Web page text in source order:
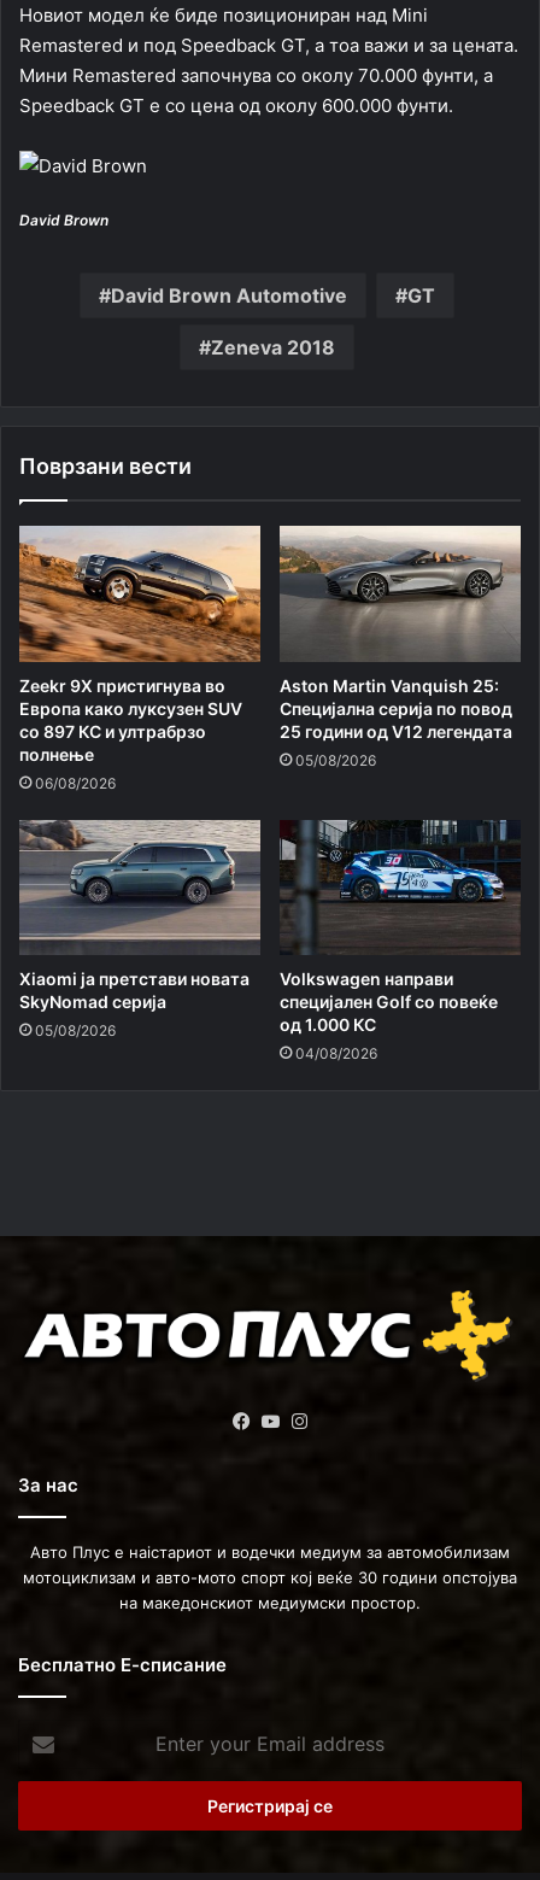
Новиот модел ќе биде позициониран над Mini
Remastered и под Speedback GT, а тоа важи и за цената.
Мини Remastered започнува со околу 70.000 фунти, а
Speedback GT е со цена од околу 600.000 фунти.
David Brown
David Brown Automotive GT
Zeneva 2018
Поврзани вести
Zeekr 9X пристигнува во
Европа како луксузен SUV
со 897 КС и ултрабрзо
полнење
06/08/2026
Aston Martin Vanquish 25:
Специјална серија по повод
25 години од V12 легендата
05/08/2026
Xiaomi ja претстави новата
SkyNomad серија
05/08/2026
Volkswagen направи
специјален Golf со повеќе
од 1.000 КС
04/08/2026
Facebook
YouTube
За нас
Авто Плус е наістариот и водечки медиум за автомобилизам
мотоциклизам и авто-мото спорт кој веќе 30 години опстојува
на македонскиот медиумски простор.
Бесплатно Е-списание
Enter
your
Email